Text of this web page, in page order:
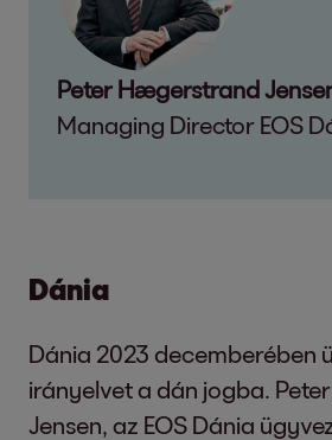
Peter Hægerstrand
Managing Director EOS
Dánia
Dánia 2023 decemberében
irányelvet a dán jogba.
Jensen, az EOS Dánia